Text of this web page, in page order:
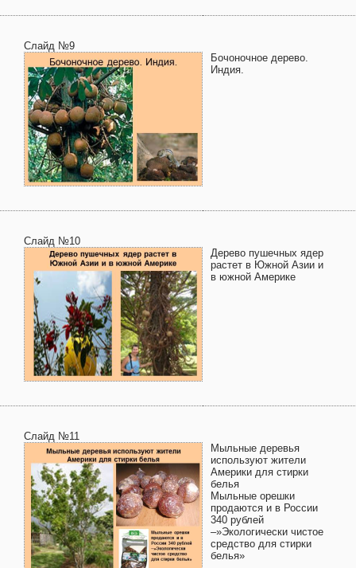
Слайд №9
Бочоночное дерево.
Индия.
Слайд №10
Дерево пушечных ядер
растет в Южной Азии и
в южной Америке
Слайд №11
Мыльные деревья
используют жители
Америки для стирки
белья
Мыльные орешки
продаются и в России
340 рублей
–»Экологически чистое
средство для стирки
белья»